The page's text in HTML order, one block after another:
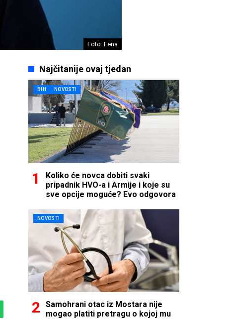
Foto: Fena
Najčitanije ovaj tjedan
BIH NOVOSTI
Koliko će novca dobiti svaki
pripadnik HVO-a i Armije i koje su
sve opcije moguće? Evo odgovora
NOVOSTI
Samohrani otac iz Mostara nije
mogao platiti pretragu o kojoj mu